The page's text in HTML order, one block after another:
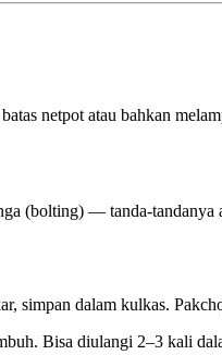
netpot atau bahkan
(bolting) — tanda-tandanya
simpan dalam kulkas.
Bisa diulangi 2–3 kali